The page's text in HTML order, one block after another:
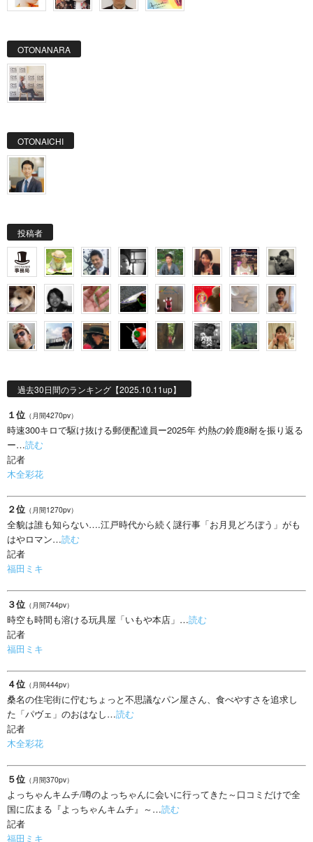
OTONANARA
OTONAICHI
投稿者
過去30日間のランキング【2025.10.11up】
１位 （月間4270pv）
時速300キロで駆け抜ける郵便配達員ー2025年 灼熱の鈴鹿8耐を振り返る
ー…読む
記者
木全彩花
２位 （月間1270pv）
全貌は誰も知らない….江戸時代から続く謎行事「お月見どろぼう」がも
はやロマン…読む
記者
福田ミキ
３位 （月間744pv）
時空も時間も溶ける玩具屋「いもや本店」…読む
記者
福田ミキ
４位 （月間444pv）
桑名の住宅街に佇むちょっと不思議なパン屋さん、食べやすさを追求し
た「パヴェ」のおはなし…読む
記者
木全彩花
５位 （月間370pv）
よっちゃんキムチ/噂のよっちゃんに会いに行ってきた～口コミだけで全
国に広まる『よっちゃんキムチ』～…読む
記者
福田ミキ